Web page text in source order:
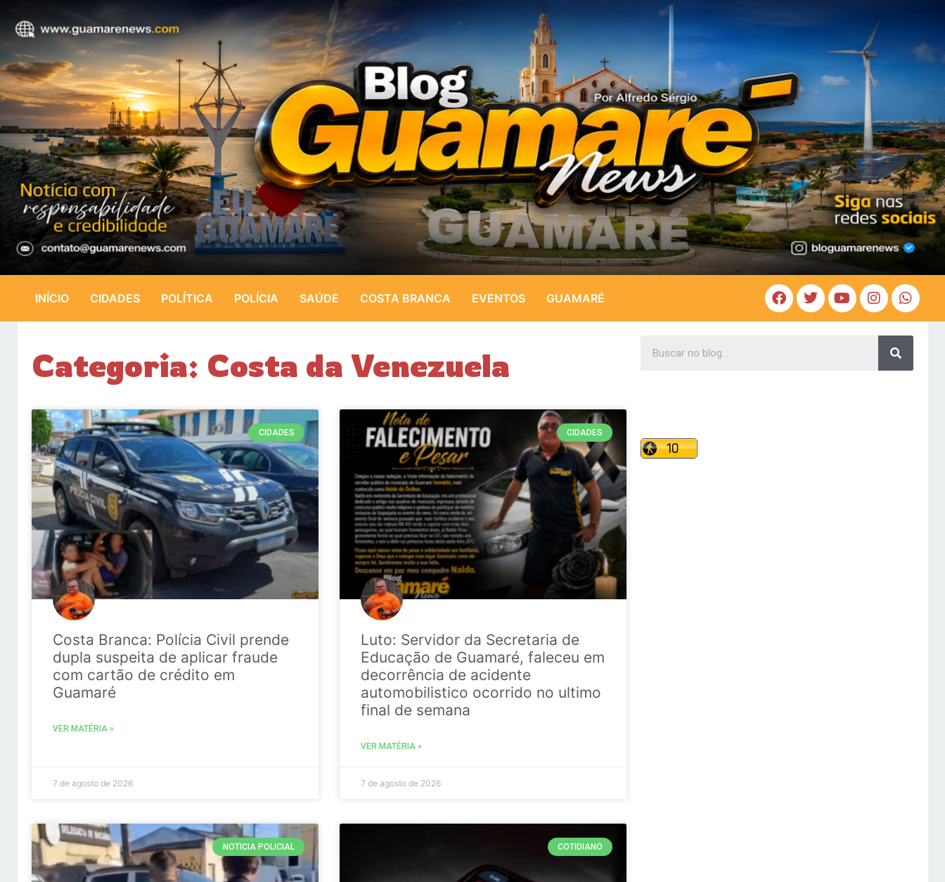
INÍCIO CIDADES POLÍTICA POLÍCIA SAÚDE COSTA BRANCA EVENTOS GUAMARÉ
Categoria: Costa da Venezuela
CIDADES
Costa Branca: Polícia Civil prende
dupla suspeita de aplicar fraude
com cartão de crédito em
Guamaré
VER MATÉRIA »
7 de agosto de 2026
CIDADES
Luto: Servidor da Secretaria de
Educação de Guamaré, faleceu em
decorrência de acidente
automobilistico ocorrido no ultimo
final de semana
VER MATÉRIA »
7 de agosto de 2026
NOTICIA POLICIAL COTIDIANO